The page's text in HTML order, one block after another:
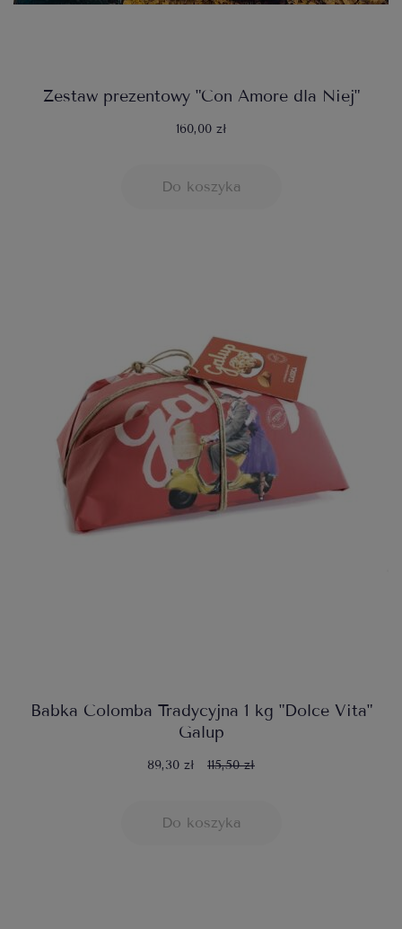
Zestaw prezentowy "Con Amore dla Niej"
160,00 zł
Do koszyka
Babka Colomba Tradycyjna 1 kg "Dolce Vita"
Galup
89,30 zł 115,50 zł
Do koszyka